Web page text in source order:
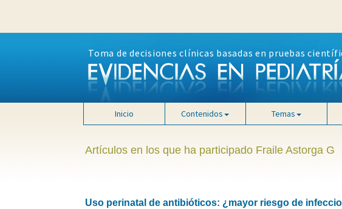
Toma de decisiones clínicas basadas en pruebas
Inicio Contenidos Temas
Artículos en los que ha participado Fraile Astorga G
Uso perinatal de antibióticos: ¿mayor riesgo de